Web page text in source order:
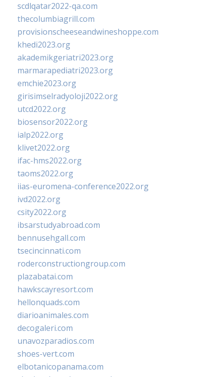
scdlqatar2022-qa.com
thecolumbiagrill.com
provisionscheeseandwineshoppe.com
khedi2023.org
akademikgeriatri2023.org
marmarapediatri2023.org
emchie2023.org
girisimselradyoloji2022.org
utcd2022.org
biosensor2022.org
ialp2022.org
klivet2022.org
ifac-hms2022.org
taoms2022.org
iias-euromena-conference2022.org
ivd2022.org
csity2022.org
ibsarstudyabroad.com
bennusehgall.com
tsecincinnati.com
roderconstructiongroup.com
plazabatai.com
hawkscayresort.com
hellonquads.com
diarioanimales.com
decogaleri.com
unavozparadios.com
shoes-vert.com
elbotanicopanama.com